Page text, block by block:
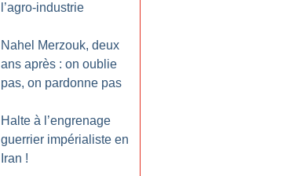
l’agro-industrie
Nahel Merzouk, deux
ans après : on oublie
pas, on pardonne pas
Halte à l’engrenage
guerrier impérialiste en
Iran !